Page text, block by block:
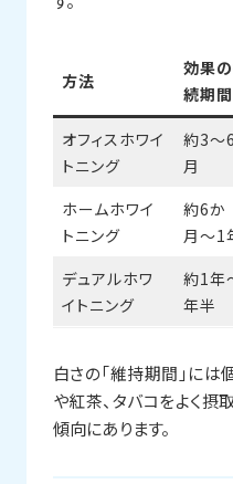
方法
効果
続期間
オフィスホワイ
トニング
約3〜
月
ホームホワイ
トニング
約6か
月〜1
デュアルホワ
イトニング
約1年
年半
白さの「維持期間」には
や紅茶、タバコをよく摂
傾向にあります。